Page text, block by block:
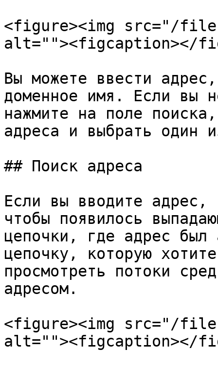
<figure><img src="/
alt=""><figcaption></
Вы можете ввести
доменное имя. Если вы
нажмите на поле
адреса и выбрать один
## Поиск адреса
Если вы вводите адрес,
чтобы появилось
цепочки, где адрес был
цепочку, которую
просмотреть потоки
адресом.
<figure><img src="/files/
alt=""><figcaption></